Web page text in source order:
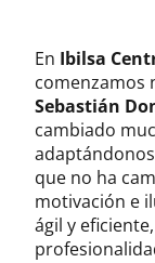
En Ibilsa
comenzamos
Sebastián
cambiado
que no ha
motivación e
ágil y